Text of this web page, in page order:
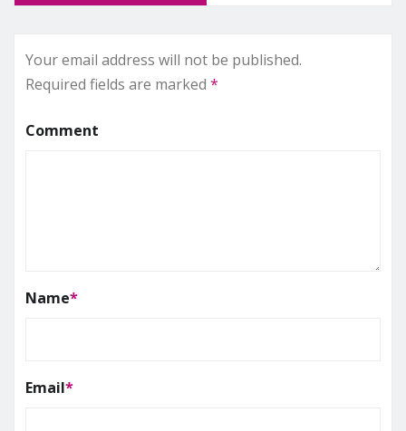
Your email address will not be published.
Required fields are marked *
Comment
Name*
Email*